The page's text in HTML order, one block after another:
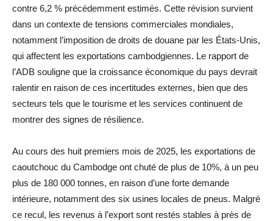
contre 6,2 % précédemment estimés. Cette révision survient
dans un contexte de tensions commerciales mondiales,
notamment l’imposition de droits de douane par les États-Unis,
qui affectent les exportations cambodgiennes. Le rapport de
l’ADB souligne que la croissance économique du pays devrait
ralentir en raison de ces incertitudes externes, bien que des
secteurs tels que le tourisme et les services continuent de
montrer des signes de résilience.
Au cours des huit premiers mois de 2025, les exportations de
caoutchouc du Cambodge ont chuté de plus de 10%, à un peu
plus de 180 000 tonnes, en raison d’une forte demande
intérieure, notamment des six usines locales de pneus. Malgré
ce recul, les revenus à l’export sont restés stables à près de